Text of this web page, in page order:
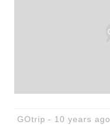
GOtrip 10 years ago